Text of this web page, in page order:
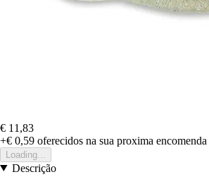
€ 11,83
+€ 0,59 oferecidos na sua proxima encomenda
Loading...
Descrição